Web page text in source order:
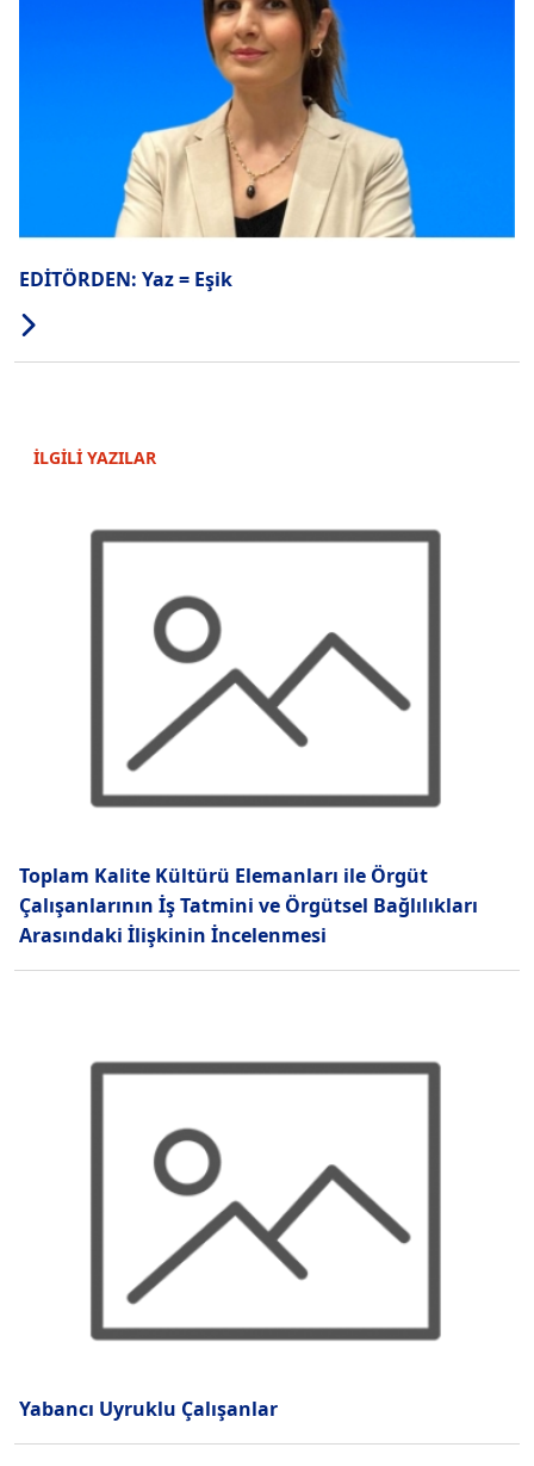
EDİTÖRDEN: Yaz = Eşik
İLGİLİ YAZILAR
Toplam Kalite Kültürü Elemanları ile Örgüt
Çalışanlarının İş Tatmini ve Örgütsel Bağlılıkları
Arasındaki İlişkinin İncelenmesi
Yabancı Uyruklu Çalışanlar